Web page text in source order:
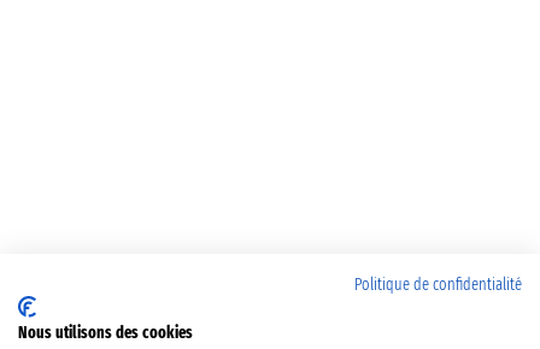
Politique de confidentialité
Nous utilisons des cookies